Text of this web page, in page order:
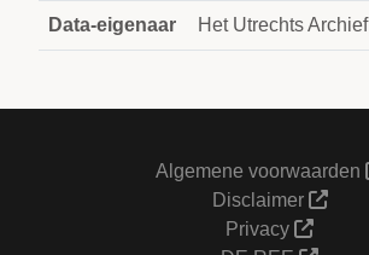
Data-eigenaar Het Utrechts Archief
Algemene voorwaarden
Disclaimer
Privacy